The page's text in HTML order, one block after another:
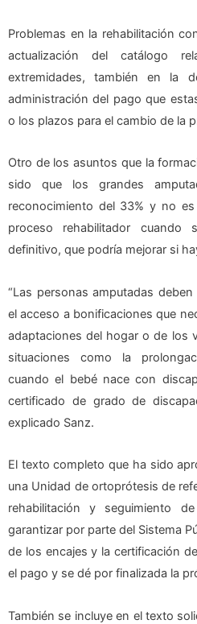
Problemas en la rehabilitación
actualización del catálogo
extremidades, también en la
administración del pago que
o los plazos para el cambio de la
Otro de los asuntos que la
sido que los grandes
reconocimiento del 33% y no
proceso rehabilitador
definitivo, que podría mejorar si
“Las personas amputadas
el acceso a bonificaciones que
adaptaciones del hogar o de los
situaciones como la
cuando el bebé nace con
certificado de grado de
explicado Sanz.
El texto completo que ha sido
una Unidad de ortoprótesis de
rehabilitación y seguimiento
garantizar por parte del Sistema
de los encajes y la certificación
el pago y se dé por finalizada la
También se incluye en el texto